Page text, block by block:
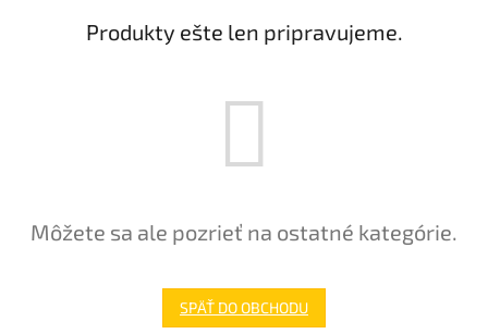
Produkty ešte len pripravujeme.
Môžete sa ale pozrieť na ostatné kategórie.
SPÄŤ DO OBCHODU